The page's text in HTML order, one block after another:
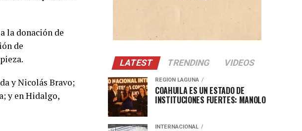
la donación de
de
y Nicolás Bravo;
y en Hidalgo,
LATEST TRENDING VIDEOS
REGION LAGUNA
COAHUILA ES UN ESTADO DE
INSTITUCIONES FUERTES: MANOLO
INTERNACIONAL